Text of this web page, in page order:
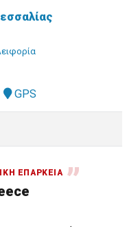
address
GPS
ΕΠΆΡΚΕΙΑ